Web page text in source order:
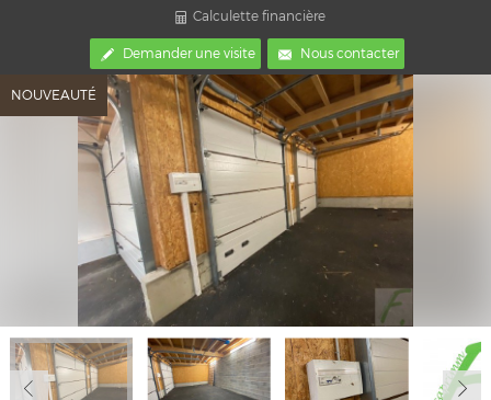
Calculette financière
Demander une visite Nous contacter
NOUVEAUTÉ